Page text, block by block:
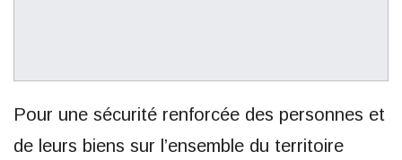
Pour une sécurité renforcée des personnes et
de leurs biens sur l’ensemble du territoire